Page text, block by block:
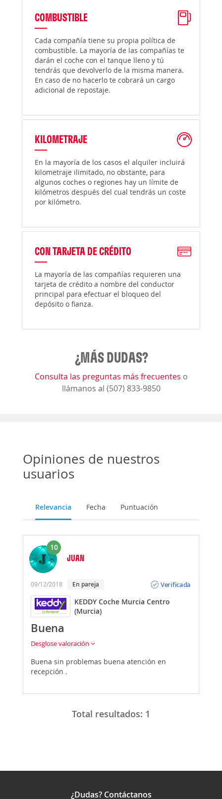
COMBUSTIBLE
Cada compañía tiene su propia política de
combustible. La mayoría de las compañías te
darán el coche con el tanque lleno y tú
tendrás que devolverlo de la misma manera.
En caso de no hacerlo te cobrará un cargo
adicional de repostaje.
KILOMETRAJE
En la mayoría de los casos el alquiler incluirá
kilometraje ilimitado, no obstante, para
algunos coches o regiones hay un límite de
kilómetros después del cual tendrás un coste
por kilómetro.
CON TARJETA DE CRÉDITO
La mayoría de las compañías requieren una
tarjeta de crédito a nombre del conductor
principal para efectuar el bloqueo del
depósito o fianza.
¿MÁS DUDAS?
Consulta las preguntas más frecuentes o
llámanos al (507) 833-9850
Opiniones de nuestros
usuarios
Relevancia Fecha Puntuación
10
JUAN
09/12/2018 En pareja
Verificada
KEDDY Coche Murcia Centro
(Murcia)
Buena
Desglose valoración
Buena sin problemas buena atención en
recepción .
Total resultados: 1
¿Dudas? Contáctanos